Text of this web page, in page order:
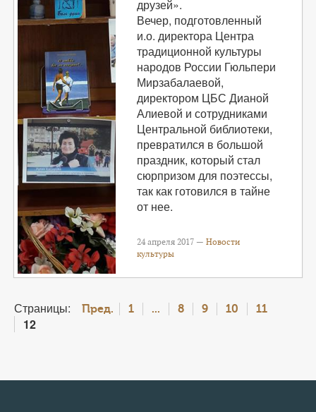
друзей».
Вечер, подготовленный
и.о. директора Центра
традиционной культуры
народов России Гюльпери
Мирзабалаевой,
директором ЦБС Дианой
Алиевой и сотрудниками
Центральной библиотеки,
превратился в большой
праздник, который стал
сюрпризом для поэтессы,
так как готовился в тайне
от нее.
24 апреля 2017 —Новости
культуры
Страницы: Пред. 1 ... 8 9 10 11
12